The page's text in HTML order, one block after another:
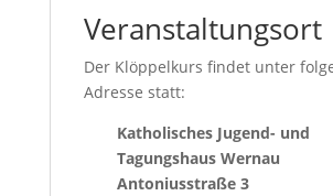
Veranstaltungsort
Der Klöppelkurs findet unter
Adresse statt:
Katholisches Jugend- und
Tagungshaus Wernau
Antoniusstraße 3